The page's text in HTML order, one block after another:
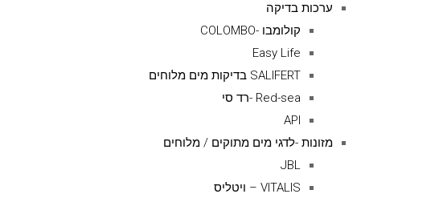
ערכות בדיקה
קולומבו -COLOMBO
Easy Life
SALIFERT בדיקות מים מלוחים
Red-sea -רד סי
API
מזונות -לדגי מים מתוקים / מלוחים
JBL
VITALIS – ויטליס